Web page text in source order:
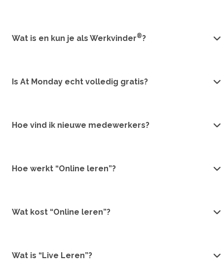
Wat is en kun je als Werkvinder®?
Is At Monday echt volledig gratis?
Hoe vind ik nieuwe medewerkers?
Hoe werkt “Online leren”?
Wat kost “Online leren”?
Wat is “Live Leren”?